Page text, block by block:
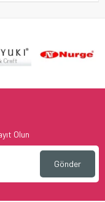
Olun
Gönder